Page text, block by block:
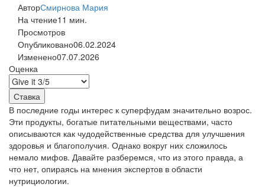
АвторСмирнова Мария
На чтение11 мин.
Просмотров
Опубликовано06.02.2024
Изменено07.07.2026
Оценка
В последние годы интерес к суперфудам значительно возрос.
Эти продукты, богатые питательными веществами, часто
описываются как чудодейственные средства для улучшения
здоровья и благополучия. Однако вокруг них сложилось
немало мифов. Давайте разберемся, что из этого правда, а
что нет, опираясь на мнения экспертов в области
нутрициологии.